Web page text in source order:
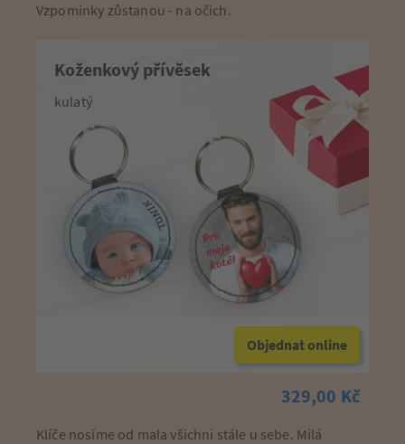
Vzpomínky zůstanou - na očích.
Koženkový přívěsek
kulatý
Objednat online
329,00 Kč
Klíče nosíme od mala všichni stále u sebe. Milá